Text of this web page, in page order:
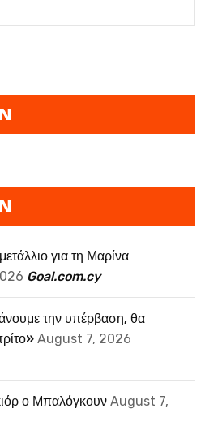
για τη Μαρίνα
Goal.com.cy
την υπέρβαση, θα
August 7, 2026
ο Μπαλόγκουν August 7,